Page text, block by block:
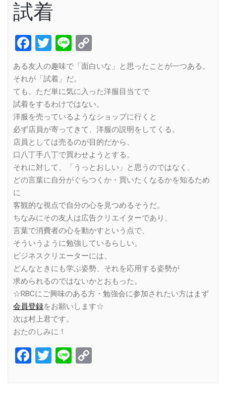
試着
Facebook
Twitter
Line
Link
ある友人の趣味で「面白いな」と思ったことが一つある。
それが「試着」だ。
ても、ただ単に気に入った洋服目当てで
試着をするわけではない。
洋服を売っているようなショップに行くと
必ず店員が寄ってきて、洋服の説明をしてくる。
店員としては売るのが目的だから、
口八丁手八丁で買わせようとする。
それに対して、「うっとおしい」と思うのではなく、
どの言葉に自分がぐらつくか・買いたくなるかを知るため
に
客観的な視点で自分の心を見つめるそうだ。
ちなみにその友人は広告クリエイターであり、
言葉で消費者の心を動かすという点で、
そういうように勉強しているらしい。
ビジネスクリエーターには、
どんなときにも学ぶ姿勢、それを応用する姿勢が
求められるのではないかとおもった。
☆RBCにご興味のある方・勉強会に参加されたい方はまず
会員登録をお願いします☆
次は村上君です。
おたのしみに！
Facebook
Twitter
Line